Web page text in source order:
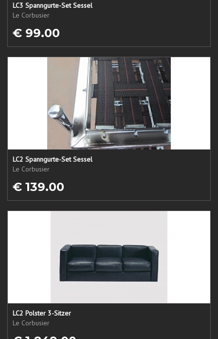
LC3 Spanngurte-Set Sessel
Le Corbusier
€ 99.00
LC2 Spanngurte-Set Sessel
Le Corbusier
€ 139.00
LC2 Polster 3-Sitzer
Le Corbusier